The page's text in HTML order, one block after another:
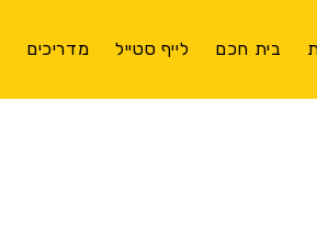
בית חכם לייף סטייל מדריכים